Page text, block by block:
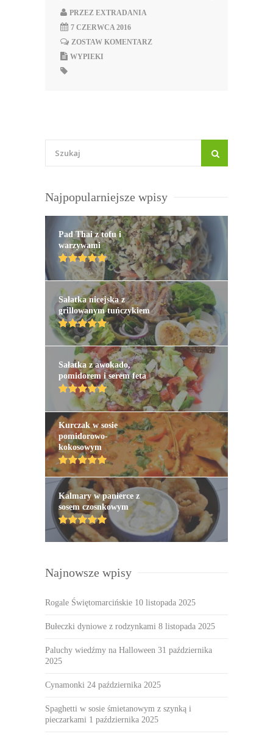
PRZEZ EXTRADANIA
7 CZERWCA 2016
ZOSTAW KOMENTARZ
WYPIEKI
Najpopularniejsze wpisy
Pad Thai z tofu i
warzywami
Sałatka nicejska z
grillowanym tuńczykiem
Sałatka z awokado,
pomidorem i serem feta
Kurczak w sosie
pomidorowo-
kokosowym
Kalmary w panierce z
sosem czosnkowym
Najnowsze wpisy
Rogale Świętomarcińskie 10 listopada 2025
Bułeczki dyniowe z rodzynkami 8 listopada 2025
Paluchy wiedźmy na Halloween 31 października
2025
Cynamonki 24 października 2025
Spaghetti w sosie śmietanowym z szynką i
pieczarkami 1 października 2025